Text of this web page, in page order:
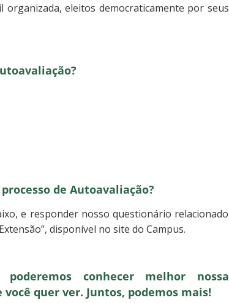
organizada, eleitos democraticamente por seus
de Autoavaliação?
e responder nosso questionário relacionado
disponível no site do Campus.
conhecer melhor nossa
quer ver. Juntos, podemos mais!